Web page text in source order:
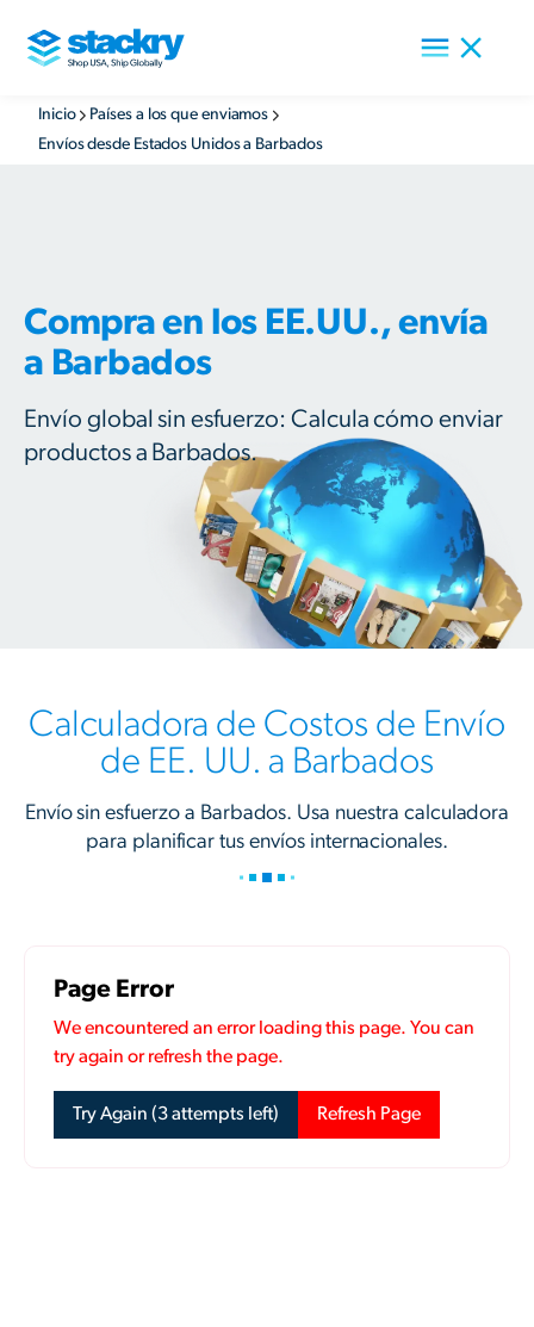
Inicio
Países a los que enviamos
Envíos desde Estados Unidos a Barbados
Compra en los EE.UU., envía
a Barbados
Envío global sin esfuerzo: Calcula cómo enviar
productos a Barbados.
Calculadora de Costos de Envío
de EE. UU. a Barbados
Envío sin esfuerzo a Barbados. Usa nuestra calculadora
para planificar tus envíos internacionales.